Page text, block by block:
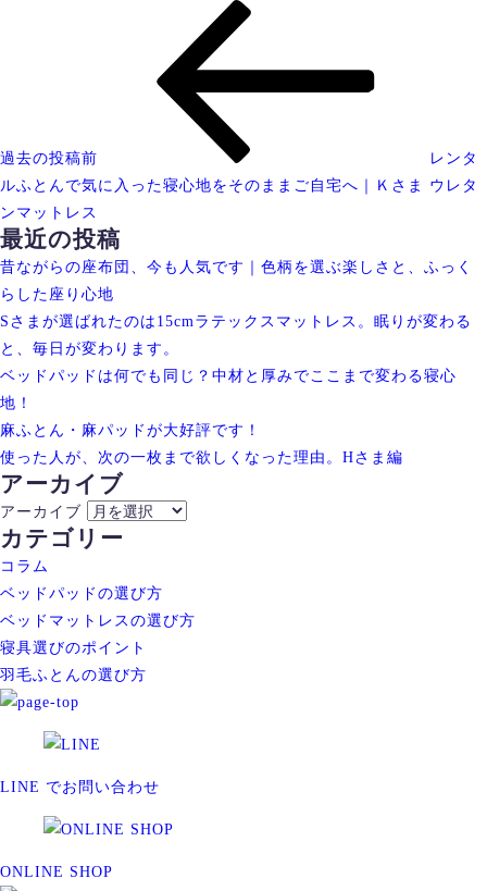
過去の投稿前
レンタ
ルふとんで気に入った寝心地をそのままご自宅へ｜Ｋさま ウレタ
ンマットレス
最近の投稿
昔ながらの座布団、今も人気です｜色柄を選ぶ楽しさと、ふっく
らした座り心地
Sさまが選ばれたのは15cmラテックスマットレス。眠りが変わる
と、毎日が変わります。
ベッドパッドは何でも同じ？中材と厚みでここまで変わる寝心
地！
麻ふとん・麻パッドが大好評です！
使った人が、次の一枚まで欲しくなった理由。Hさま編
アーカイブ
アーカイブ
カテゴリー
コラム
ベッドパッドの選び方
ベッドマットレスの選び方
寝具選びのポイント
羽毛ふとんの選び方
LINE でお問い合わせ
ONLINE SHOP